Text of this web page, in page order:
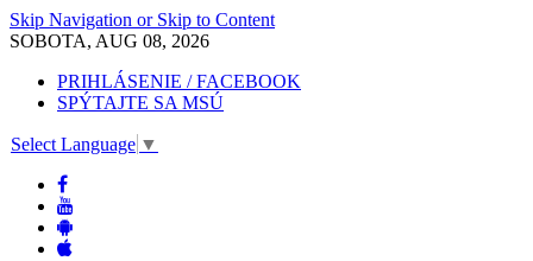
Skip Navigation or Skip to Content
SOBOTA, AUG 08, 2026
PRIHLÁSENIE / FACEBOOK
SPÝTAJTE SA MSÚ
Select Language ▼